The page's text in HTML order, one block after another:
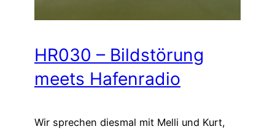
HR030 – Bildstörung
meets Hafenradio
Wir sprechen diesmal mit Melli und Kurt,